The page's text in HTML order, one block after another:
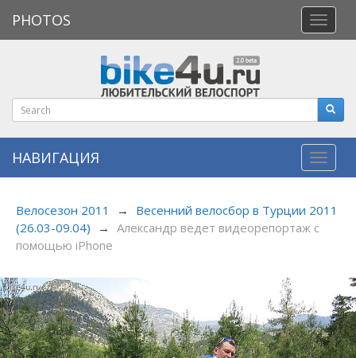
меню
PHOTOS
НАВИГАЦИЯ
Велосезон 2011 →
Весенний велосбор в Турции 2011
(26.03-09.04)
→ Александр ведет видеорепортаж с
помощью iPhone